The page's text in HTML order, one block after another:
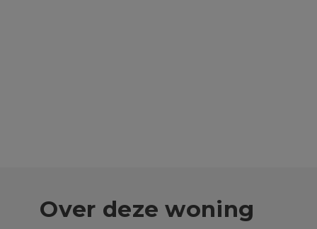
Over deze woning